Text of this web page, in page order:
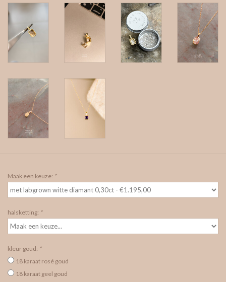
Maak een keuze: *
halsketting: *
kleur goud: *
18 karaat rosé goud
18 karaat geel goud